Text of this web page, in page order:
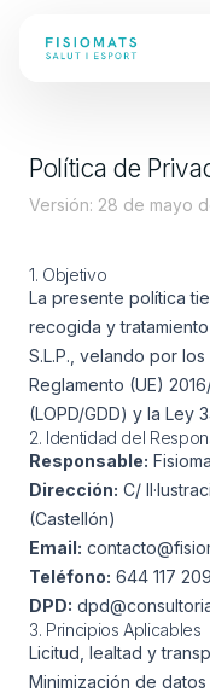
Política de
Versión: 28 de mayo
1. Objetivo
La presente política
recogida y
S.L.P., velando por
Reglamento (UE)
(LOPD/GDD) y la Ley
2. Identidad del
Responsable:
Dirección: C/
(Castellón)
Email:
Teléfono: 644 117 209
DPD:
3. Principios Aplicables
Licitud, lealtad y
Minimización de datos